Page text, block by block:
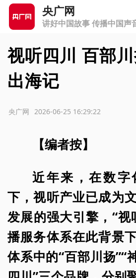
央广网
讲好中国故事 传播中国声
视听四川 百部
出海记
2026-06-25 16:29:22
央广网
【编者按】
近年来，在数字
下，视听产业已成为
发展的强大引擎，“视
播服务体系在此背景
体系中的“百部川扬”“